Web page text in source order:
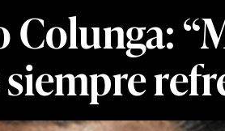
Colunga: